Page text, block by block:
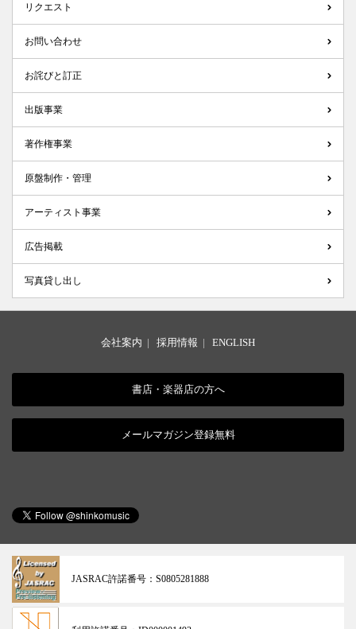
リクエスト
お問い合わせ
お詫びと訂正
出版事業
著作権事業
原盤制作・管理
アーティスト事業
広告掲載
写真貸し出し
会社案内 | 採用情報 | ENGLISH
書店・楽器店の方へ
メールマガジン登録無料
JASRAC許諾番号： S0805281888